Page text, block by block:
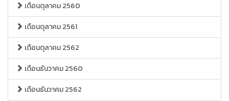
เดือนตุลาคม 2560
เดือนตุลาคม 2561
เดือนตุลาคม 2562
เดือนธันวาคม 2560
เดือนธันวาคม 2562